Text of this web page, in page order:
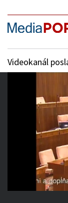
Videokanál